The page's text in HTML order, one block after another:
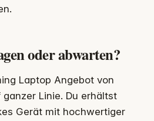
oder abwarten?
Laptop Angebot von
Linie. Du erhältst
Gerät mit hochwertiger